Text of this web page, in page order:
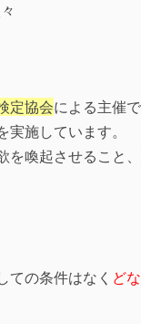
定協会による主催
施しています。
を喚起させること
ての条件はなく ど